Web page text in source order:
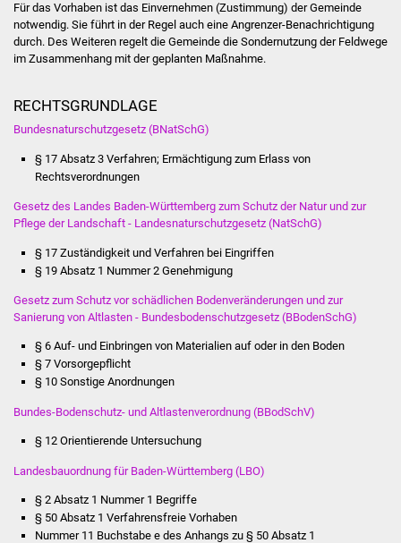
Sportanlagen
Tourismus
Senioren
Stadtseniorenrat
Familientreff
Für das Vorhaben ist das Einvernehmen (Zustimmung) der Gemeinde
notwendig. Sie führt in der Regel auch eine Angrenzer-Benachrichtigung
durch. Des Weiteren regelt die Gemeinde die Sondernutzung der Feldwege
im Zusammenhang mit der geplanten Maßnahme.
RECHTSGRUNDLAGE
Bundesnaturschutzgesetz (BNatSchG)
§ 17 Absatz 3 Verfahren; Ermächtigung zum Erlass von
Rechtsverordnungen
Gesetz des Landes Baden-Württemberg zum Schutz der Natur und zur
Pflege der Landschaft - Landesnaturschutzgesetz (NatSchG)
§ 17 Zuständigkeit und Verfahren bei Eingriffen
§ 19 Absatz 1 Nummer 2 Genehmigung
Gesetz zum Schutz vor schädlichen Bodenveränderungen und zur
Sanierung von Altlasten - Bundesbodenschutzgesetz (BBodenSchG)
§ 6 Auf- und Einbringen von Materialien auf oder in den Boden
§ 7 Vorsorgepflicht
§ 10 Sonstige Anordnungen
Bundes-Bodenschutz- und Altlastenverordnung (BBodSchV)
§ 12 Orientierende Untersuchung
Landesbauordnung für Baden-Württemberg (LBO)
§ 2 Absatz 1 Nummer 1 Begriffe
§ 50 Absatz 1 Verfahrensfreie Vorhaben
Nummer 11 Buchstabe e des Anhangs zu § 50 Absatz 1